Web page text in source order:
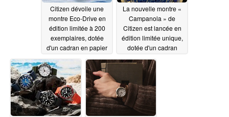
Citizen dévoile une
montre Eco-Drive en
édition limitée à 200
exemplaires, dotée
d'un cadran en papier
washi inspiré de la
brume matinale
07/03/2026
La nouvelle montre «
Campanola » de
Citizen est lancée en
édition limitée unique,
dotée d'un cadran
rotatif orné de 452
étoiles07/01/2026